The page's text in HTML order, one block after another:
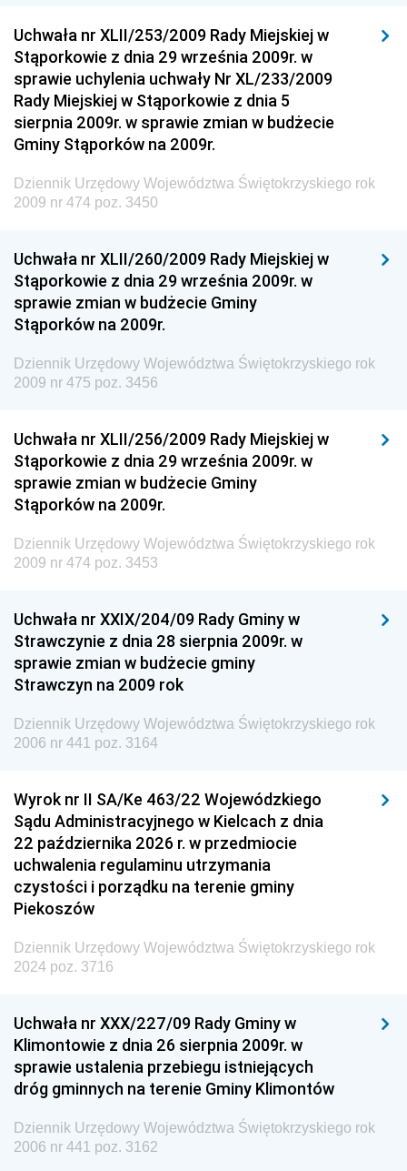
Drogowego
Dziennik Urzędowy Narodowego Banku Polskiego
Dziennik Urzędowy Komendy Głównej Policji
Dziennik Urzędowy Ministra Pracy i Polityki
Społecznej
Dziennik Urzędowy Ministra Transportu, Budownictwa
i Gospodarki Morskiej
Dziennik Urzędowy Ministra Spraw Zagranicznych
Dziennik Urzędowy Centralnego Biura
Antykorupcyjnego
Wewnętrznego
Dziennik Urzędowy Urzędu Patentowego
Dziennik Urzędowy Generalnej Dyrekcji Dróg
Krajowych i Autostrad
Dziennik Urzędowy Ministra Środowiska
Dziennik Urzędowy Ministra Edukacji
Dziennik Urzędowy Ministra Przemysłu
Dziennik Urzędowy Ministra Finansów i Gospodarki
Dziennik Urzędowy Ministra do Spraw Unii
Dziennik Urzędowy Agencji Wywiadu
Uchwała nr XLII/253/2009 Rady Miejskiej w
Stąporkowie z dnia 29 września 2009r. w
sprawie uchylenia uchwały Nr XL/233/2009
Rady Miejskiej w Stąporkowie z dnia 5
sierpnia 2009r. w sprawie zmian w budżecie
Gminy Stąporków na 2009r.
Dziennik Urzędowy Województwa Świętokrzyskiego rok
2009 nr 474 poz. 3450
Uchwała nr XLII/260/2009 Rady Miejskiej w
Stąporkowie z dnia 29 września 2009r. w
sprawie zmian w budżecie Gminy
Stąporków na 2009r.
Dziennik Urzędowy Województwa Świętokrzyskiego rok
2009 nr 475 poz. 3456
Uchwała nr XLII/256/2009 Rady Miejskiej w
Stąporkowie z dnia 29 września 2009r. w
sprawie zmian w budżecie Gminy
Stąporków na 2009r.
Dziennik Urzędowy Województwa Świętokrzyskiego rok
2009 nr 474 poz. 3453
Uchwała nr XXIX/204/09 Rady Gminy w
Strawczynie z dnia 28 sierpnia 2009r. w
sprawie zmian w budżecie gminy
Strawczyn na 2009 rok
Dziennik Urzędowy Województwa Świętokrzyskiego rok
2006 nr 441 poz. 3164
Wyrok nr II SA/Ke 463/22 Wojewódzkiego
Sądu Administracyjnego w Kielcach z dnia
22 października 2026 r. w przedmiocie
uchwalenia regulaminu utrzymania
czystości i porządku na terenie gminy
Piekoszów
Dziennik Urzędowy Województwa Świętokrzyskiego rok
2024 poz. 3716
Uchwała nr XXX/227/09 Rady Gminy w
Klimontowie z dnia 26 sierpnia 2009r. w
sprawie ustalenia przebiegu istniejących
dróg gminnych na terenie Gminy Klimontów
Dziennik Urzędowy Województwa Świętokrzyskiego rok
2006 nr 441 poz. 3162